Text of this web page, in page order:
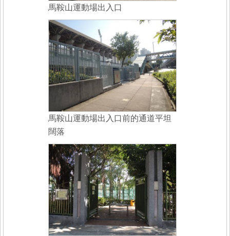
馬鞍山運動場出入口
馬鞍山運動場出入口前的通道平坦
闊落